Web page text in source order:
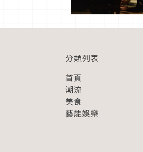
分類列表
首頁
潮流
美食
藝能娛樂